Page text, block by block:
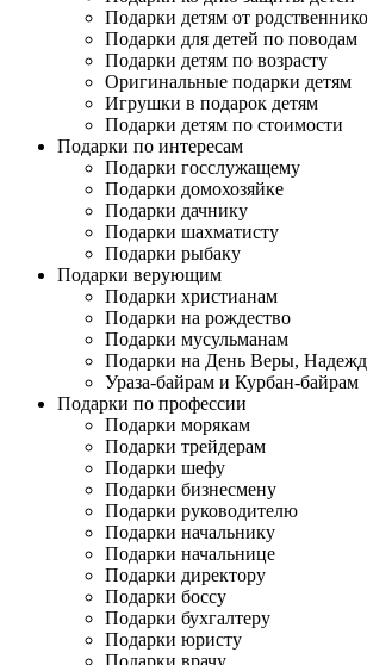
Подарки детям от
Подарки для детей по поводам
Подарки детям по возрасту
Оригинальные подарки детям
Игрушки в подарок детям
Подарки детям по стоимости
Подарки по интересам
Подарки госслужащему
Подарки домохозяйке
Подарки дачнику
Подарки шахматисту
Подарки рыбаку
Подарки верующим
Подарки христианам
Подарки на рождество
Подарки мусульманам
Подарки на День Веры,
Ураза-байрам и Курбан-байрам
Подарки по профессии
Подарки морякам
Подарки трейдерам
Подарки шефу
Подарки бизнесмену
Подарки руководителю
Подарки начальнику
Подарки начальнице
Подарки директору
Подарки боссу
Подарки бухгалтеру
Подарки юристу
Подарки врачу